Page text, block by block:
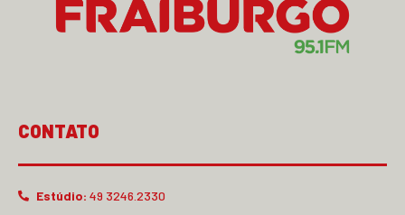
CONTATO
Estúdio: 49 3246.2330